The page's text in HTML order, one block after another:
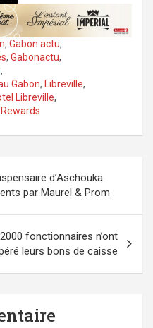
, Gabon actu,
, Gabonactu,
,
Gabon, Libreville,
Libreville,
d’Aschouka
par Maurel & Prom
fonctionnaires n’ont
leurs bons de caisse